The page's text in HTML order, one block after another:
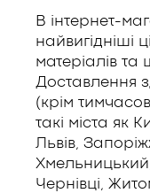
В інтернет-
найвигідніші
матеріалів
Доставлення
(крім
такі міста як
Львів,
Хмельницький,
Чернівці,